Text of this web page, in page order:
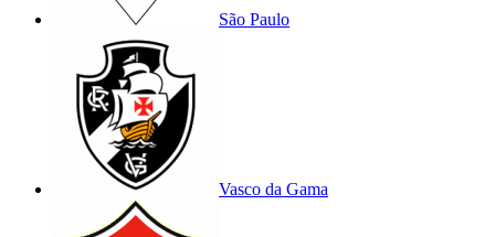
São Paulo
Vasco da Gama